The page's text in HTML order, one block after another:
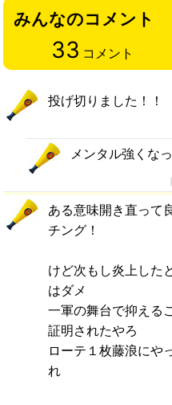
みんなのコメント
33 コメント
投げ切りました！！
メンタル強くな
ある意味開き直って
チング！
けど次もし炎上した
はダメ
一軍の舞台で抑える
証明されたやろ
ローテ１枚藤浪にや
れ